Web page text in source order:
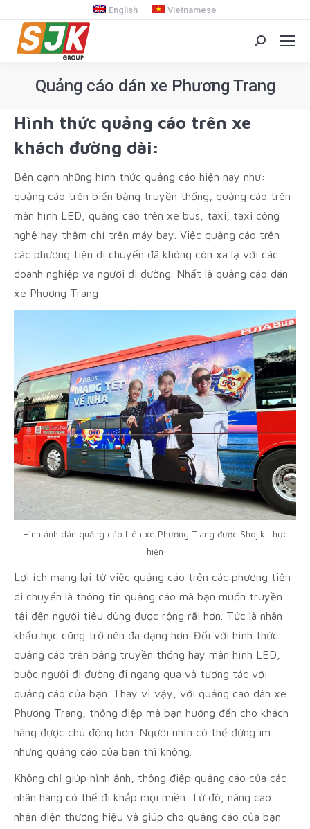
English Vietnamese
Search:
Quảng cáo dán xe Phương Trang
Hình thức quảng cáo trên xe
khách đường dài:
Bên cạnh những hình thức quảng cáo hiện nay như:
quảng cáo trên biển bảng truyền thống, quảng cáo trên
màn hình LED, quảng cáo trên xe bus, taxi, taxi công
nghệ hay thậm chí trên máy bay. Việc quảng cáo trên
các phương tiện di chuyển đã không còn xa lạ với các
doanh nghiệp và người đi đường. Nhất là quảng cáo dán
xe Phương Trang
Hình ảnh dán quảng cáo trên xe Phương Trang được Shojiki thực
hiện
Lợi ích mang lại từ việc quảng cáo trên các phương tiện
di chuyển là thông tin quảng cáo mà bạn muốn truyền
tải đến người tiêu dùng được rộng rãi hơn. Tức là nhân
khẩu học cũng trở nên đa dạng hơn. Đối với hình thức
quảng cáo trên bảng truyền thống hay màn hình LED,
buộc người đi đường đi ngang qua và tương tác với
quảng cáo của bạn. Thay vì vậy, với quảng cáo dán xe
Phương Trang, thông điệp mà bạn hướng đến cho khách
hàng được chủ động hơn. Người nhìn có thể đứng im
nhưng quảng cáo của bạn thì không.
Không chỉ giúp hình ảnh, thông điệp quảng cáo của các
nhãn hàng có thể đi khắp mọi miền. Từ đó, nâng cao
nhận diện thương hiệu và giúp cho quảng cáo của bạn